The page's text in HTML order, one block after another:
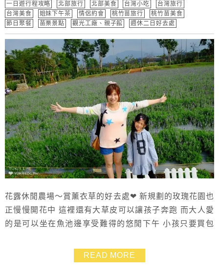
一日遊行程攻略 北部旅行 北部美食 台灣小吃
台灣旅行
台灣美食
姐妹下午茶 情侶約會 桃竹苗旅行
桃竹苗美食
節日聚餐
苗栗景點 觀光工廠、親子館 週休二日好去處
花露休閒農場～賞薰衣草的好去處❤ 新規劃的玫瑰花園也
正慢慢開花中 這裡還有大草皮可以讓孩子奔跑 而大人愛
的是可以坐在魚池邊享受難得的悠閒下午 小孩只要買包
去~挺方便的 ｜薰衣草季節大約10月至隔年3月／出發建
議先詢問店家花況哦！｜ ｜精油館開幕嘍！→相關訊息
READ MORE